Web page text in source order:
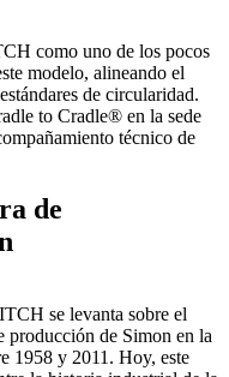
como uno de los pocos
modelo, alineando el
de circularidad.
to Cradle® en la sede
técnico de
de
se levanta sobre el
producción de Simon en la
1958 y 2011. Hoy, este